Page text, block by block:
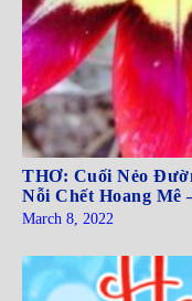
THƠ: Cuối Nẻo
Nỗi Chết Hoang
March 8, 2022